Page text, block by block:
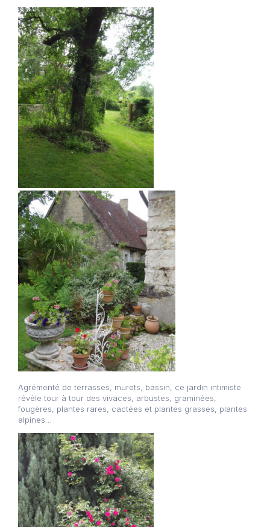
Agrémenté de terrasses, murets, bassin, ce jardin intimiste
révèle tour à tour des vivaces, arbustes, graminées,
fougères, plantes rares, cactées et plantes grasses, plantes
alpines…